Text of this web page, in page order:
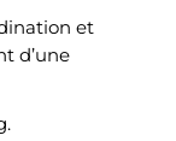
et
d’une